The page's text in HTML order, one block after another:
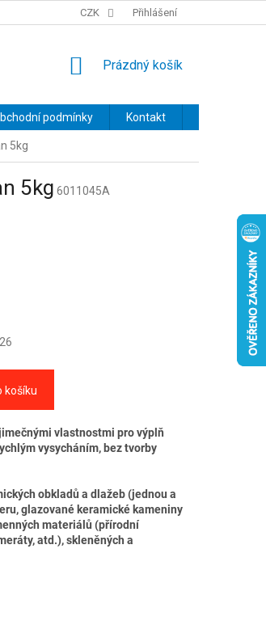
PODMÍNKY OCHRANY OSOBNÍCH ÚDAJŮ
CZK Přihlášení
NÁKUPNÍ
Prázdný košík
podmínky Kontakt
5kg
5kg 6011045A
košíku
vlastnostmi pro výplň
vysycháním, bez tvorby
obkladů a dlažeb (jednou a
glazované keramické kameniny
materiálů (přírodní
atd.), skleněných a